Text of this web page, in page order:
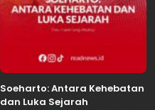
Soeharto: Antara Kehebatan
dan Luka Sejarah